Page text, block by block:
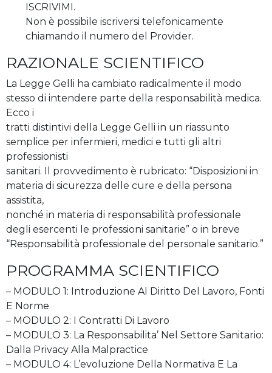
ISCRIVIMI.
Non è possibile iscriversi telefonicamente
chiamando il numero del Provider.
RAZIONALE SCIENTIFICO
La Legge Gelli ha cambiato radicalmente il modo
stesso di intendere parte della responsabilità medica.
Ecco i
tratti distintivi della Legge Gelli in un riassunto
semplice per infermieri, medici e tutti gli altri
professionisti
sanitari. Il provvedimento è rubricato: “Disposizioni in
materia di sicurezza delle cure e della persona
assistita,
nonché in materia di responsabilità professionale
degli esercenti le professioni sanitarie” o in breve
“Responsabilità professionale del personale sanitario.”
PROGRAMMA SCIENTIFICO
– MODULO 1: Introduzione Al Diritto Del Lavoro, Fonti
E Norme
– MODULO 2: I Contratti Di Lavoro
– MODULO 3: La Responsabilita’ Nel Settore Sanitario:
Dalla Privacy Alla Malpractice
– MODULO 4: L’evoluzione Della Normativa E La